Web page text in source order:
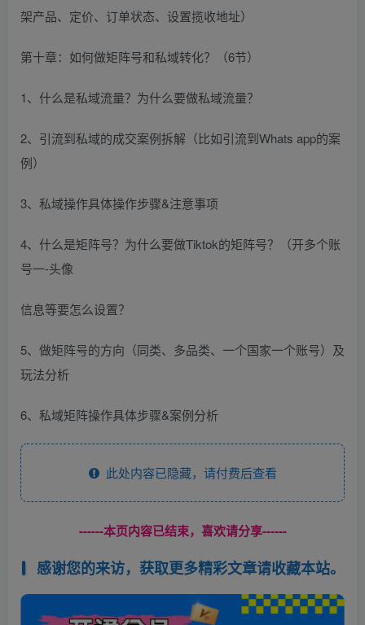
架产品、定价、订单状态、设置揽收地址）
第十章：如何做矩阵号和私域转化？（6节）
1、什么是私域流量？为什么要做私域流量？
2、引流到私域的成交案例拆解（比如引流到Whats app的案
例）
3、私域操作具体操作步骤&注意事项
4、什么是矩阵号？为什么要做Tiktok的矩阵号？（开多个账
号一-头像
信息等要怎么设置？
5、做矩阵号的方向（同类、多品类、一个国家一个账号）及
玩法分析
6、私域矩阵操作具体步骤&案例分析
此处内容已隐藏，请付费后查看
------本页内容已结束，喜欢请分享------
感谢您的来访，获取更多精彩文章请收藏本站。